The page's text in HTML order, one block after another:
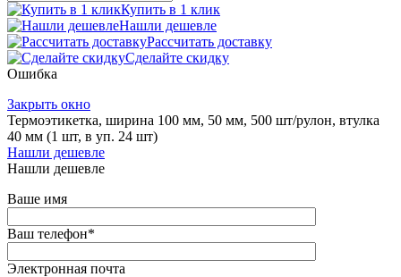
Купить в 1 клик
Нашли дешевле
Рассчитать доставку
Сделайте скидку
Ошибка
Закрыть окно
Термоэтикетка, ширина 100 мм, 50 мм, 500 шт/рулон, втулка
40 мм (1 шт, в уп. 24 шт)
Нашли дешевле
Нашли дешевле
Ваше имя
Ваш телефон*
Электронная почта